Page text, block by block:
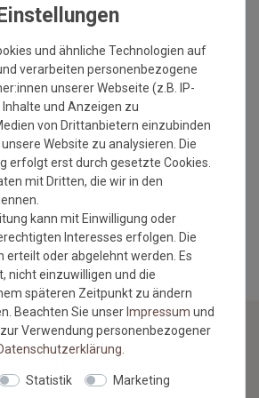
getuftet
2400 gr/qm
Grad
und Nässe auf
geeignet
ZUM EU VERANTWORTLICHEN »
und ähnliche Technologien auf
verarbeiten personenbezogene
unserer Webseite (z.B. IP-
und Anzeigen zu
von Drittanbietern einzubinden
Website zu analysieren. Die
erfolgt erst durch gesetzte Cookies.
mit Dritten, die wir in den
kann mit Einwilligung oder
Interesses erfolgen. Die
erteilt oder abgelehnt werden. Es
nicht einzuwilligen und die
späteren Zeitpunkt zu ändern
Beachten Sie unserImpressum und
Verwendung personenbezogener
Statistik Marketing